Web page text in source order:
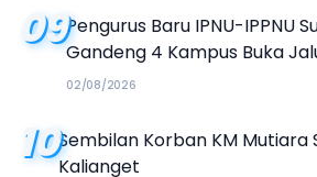
09Pengurus Baru IPNU-IPPNU
Gandeng 4 Kampus Buka
02/08/2026
10Sembilan Korban KM Mutiara
Kalianget